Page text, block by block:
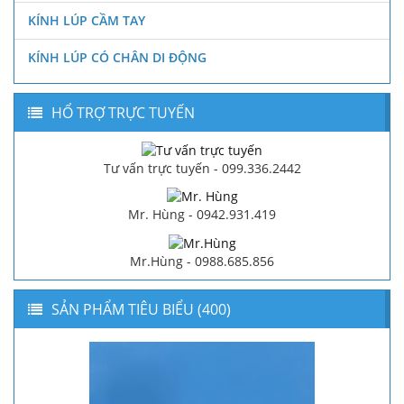
KÍNH LÚP CẦM TAY
KÍNH LÚP CÓ CHÂN DI ĐỘNG
HỔ TRỢ TRỰC TUYẾN
Tư vấn trực tuyến - 099.336.2442
Mr. Hùng - 0942.931.419
Mr.Hùng - 0988.685.856
SẢN PHẨM TIÊU BIỂU (400)